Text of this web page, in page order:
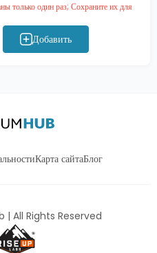
только один раз; Сохраните их для
Добавить
Карта сайтаБлог
| All Rights Reserved